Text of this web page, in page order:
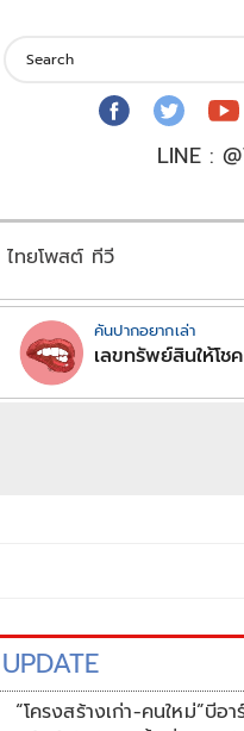
LINE :
ไทยโพสต์ ทีวี
คันปากอยากเล่า
เลขทรัพย์สินให้โชค
“โครงสร้างเก่า-คนใหม่”บีอาร์